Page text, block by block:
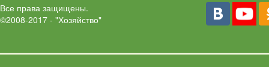
Все права защищены.
©2008-2017 - "Хозяйство"